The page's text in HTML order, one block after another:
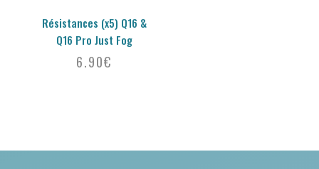
Résistances (x5) Q16 &
Q16 Pro Just Fog
6.90€